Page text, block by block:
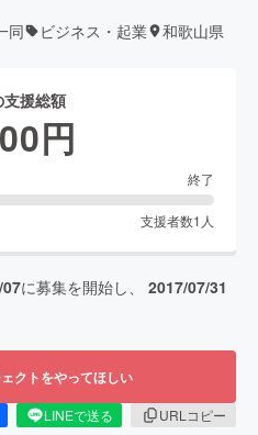
同 ビジネス・起業 和歌山県
援総額
円
終了
支援者数1 人
に募集を開始し、 2017/07/31
クトをやってほしい
LINEで送る
URLコピー